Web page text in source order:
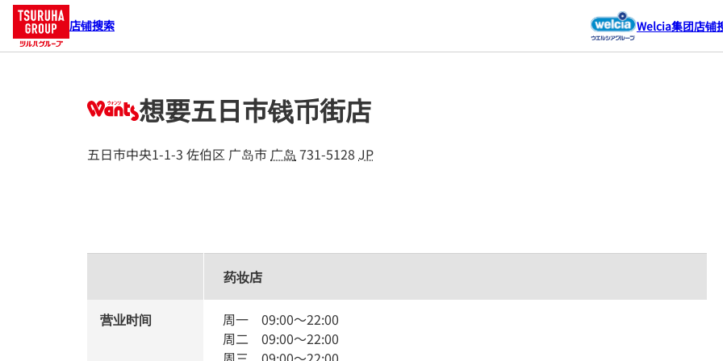
店铺搜索 Welcia集团店铺
想要五日市钱币街店
五日市中央1-1-3 佐伯区 广岛市 广岛 731-5128 JP
药妆店
营业时间 周一 09:00～22:00
周二 09:00～22:00